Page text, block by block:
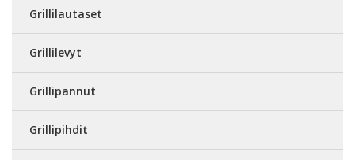
Grillilautaset
Grillilevyt
Grillipannut
Grillipihdit